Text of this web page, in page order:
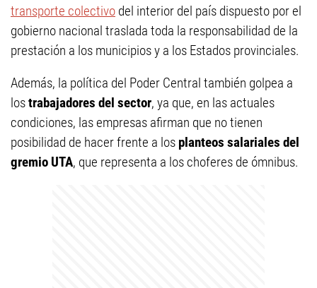
transporte colectivo del interior del país dispuesto por el
gobierno nacional traslada toda la responsabilidad de la
prestación a los municipios y a los Estados provinciales.
Además, la política del Poder Central también golpea a
lostrabajadores del sector, ya que, en las actuales
condiciones, las empresas afirman que no tienen
posibilidad de hacer frente a los planteos salariales del
gremio UTA, que representa a los choferes de ómnibus.